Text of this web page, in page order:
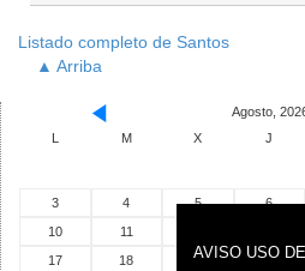
Listado completo de Santos
▲ Arriba
Agosto,
L
M X J
3
4 5 6
10
11
17
18 19 20
AVISO USO